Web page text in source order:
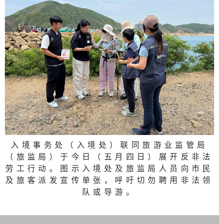
入境事务处（入境处）联同旅游业监管局
（旅监局）于今日（五月四日）展开反非法
劳工行动。图示入境处及旅监局人员向市民
及旅客派发宣传单张，呼吁切勿聘用非法领
队或导游。